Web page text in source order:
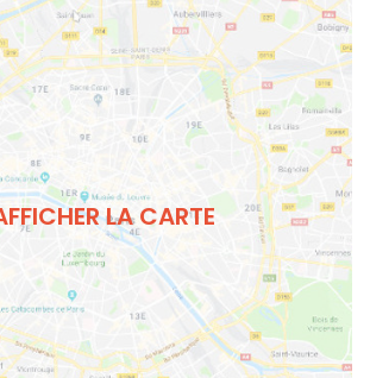
LA CARTE